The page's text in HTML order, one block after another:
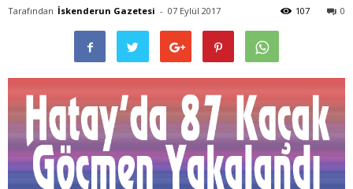
Tarafından İskenderun Gazetesi - 07 Eylül 2017 0
107